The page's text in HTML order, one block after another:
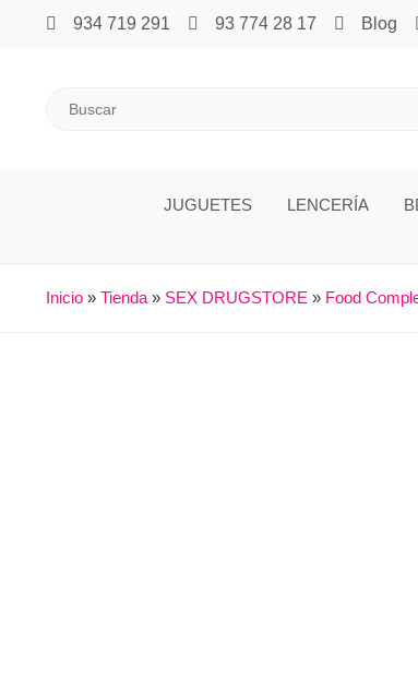
934 719 291 93 774 28 17 Blog
JUGUETES LENCERÍA
Inicio » Tienda » SEX DRUGSTORE » Food